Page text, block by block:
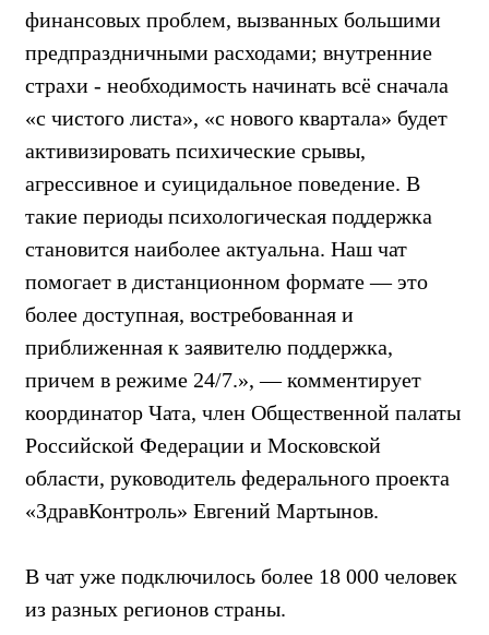
финансовых проблем, вызванных большими
предпраздничными расходами; внутренние
страхи - необходимость начинать всё сначала
«с чистого листа», «с нового квартала» будет
активизировать психические срывы,
агрессивное и суицидальное поведение. В
такие периоды психологическая поддержка
становится наиболее актуальна. Наш чат
помогает в дистанционном формате — это
более доступная, востребованная и
приближенная к заявителю поддержка,
причем в режиме 24/7.», — комментирует
координатор Чата, член Общественной палаты
Российской Федерации и Московской
области, руководитель федерального проекта
«ЗдравКонтроль» Евгений Мартынов.
В чат уже подключилось более 18 000 человек
из разных регионов страны.